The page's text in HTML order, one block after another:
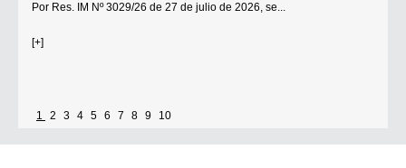
Por Res. IM Nº 3029/26 de 27 de julio de 2026, se...
[+]
1 2 3 4 5 6 7 8 9 10